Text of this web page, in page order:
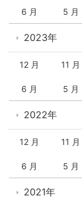
6 月 5 月
2023年
12 月 11 月
6 月 5 月
2022年
12 月 11 月
6 月 5 月
2021年